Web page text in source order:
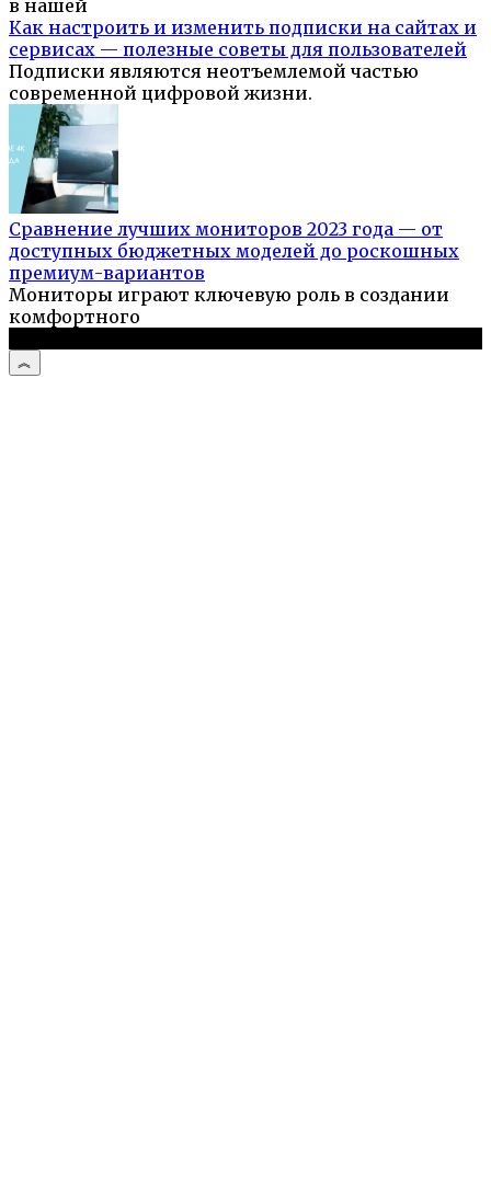
в нашей
Как настроить и изменить подписки на сайтах и
сервисах — полезные советы для пользователей
Подписки являются неотъемлемой частью
современной цифровой жизни.
Сравнение лучших мониторов 2023 года — от
доступных бюджетных моделей до роскошных
премиум-вариантов
Мониторы играют ключевую роль в создании
комфортного